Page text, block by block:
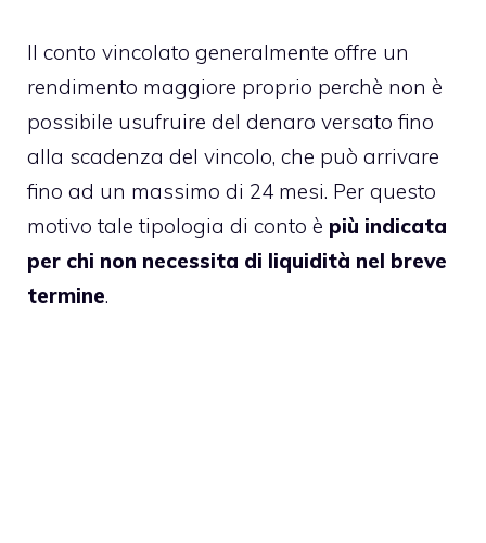
Il conto vincolato generalmente offre un
rendimento maggiore proprio perchè non è
possibile usufruire del denaro versato fino
alla scadenza del vincolo, che può arrivare
fino ad un massimo di 24 mesi. Per questo
motivo tale tipologia di conto è più indicata
per chi non necessita di liquidità nel breve
termine.